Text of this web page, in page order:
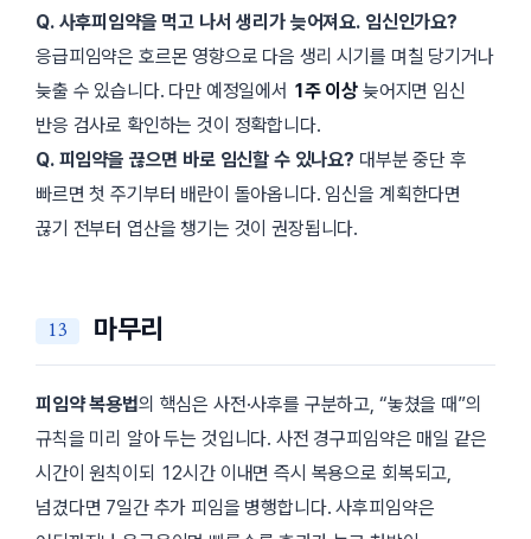
Q. 사후피임약을 먹고 나서 생리가 늦어져요. 임신인가요?
응급피임약은 호르몬 영향으로 다음 생리 시기를 며칠 당기거나
늦출 수 있습니다. 다만 예정일에서 1주 이상 늦어지면 임신
반응 검사로 확인하는 것이 정확합니다.
Q. 피임약을 끊으면 바로 임신할 수 있나요? 대부분 중단 후
빠르면 첫 주기부터 배란이 돌아옵니다. 임신을 계획한다면
끊기 전부터 엽산을 챙기는 것이 권장됩니다.
마무리
피임약 복용법의 핵심은 사전·사후를 구분하고, “놓쳤을 때”의
규칙을 미리 알아 두는 것입니다. 사전 경구피임약은 매일 같은
시간이 원칙이되 12시간이내면 즉시 복용으로 회복되고,
넘겼다면 7일간 추가 피임을 병행합니다. 사후피임약은